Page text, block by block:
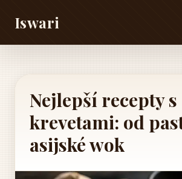
Iswari
Nejlepší recepty s
krevetami: od
asijské wok